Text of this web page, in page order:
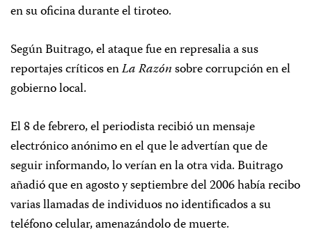
en su oficina durante el tiroteo.
Según Buitrago, el ataque fue en represalia a sus
reportajes críticos enLa Razónsobre corrupción en el
gobierno local.
El 8 de febrero, el periodista recibió un mensaje
electrónico anónimo en el que le advertían que de
seguir informando, lo verían en la otra vida. Buitrago
añadió que en agosto y septiembre del 2006 había recibo
varias llamadas de individuos no identificados a su
teléfono celular, amenazándolo de muerte.